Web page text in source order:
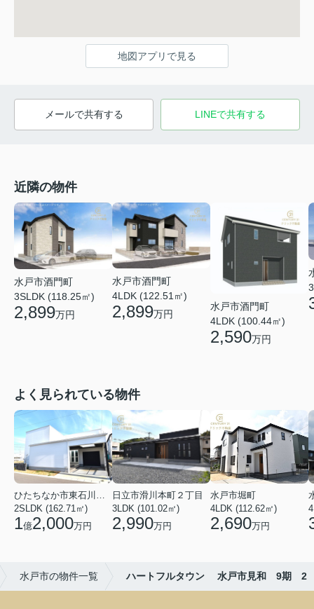
地図アプリで見る
メールで共有する LINEで共有する
近隣の物件
水戸市酒門町
3SLDK (118.25㎡)
2,899万円
水戸市酒門町
4LDK (122.51㎡)
2,899万円
水戸市酒門町
4LDK (100.44㎡)
2,590万円
よく見られている物件
2SLDK (162.71㎡)
1億2,000万円
日立市滑川本町２丁目
3LDK (101.02㎡)
2,990万円
水戸市堀町
4LDK (112.62㎡)
2,690万円
水戸市の物件一覧 ハートフルタウン 水戸市見和 9期 2